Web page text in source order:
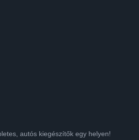
autós kiegészítők egy helyen!